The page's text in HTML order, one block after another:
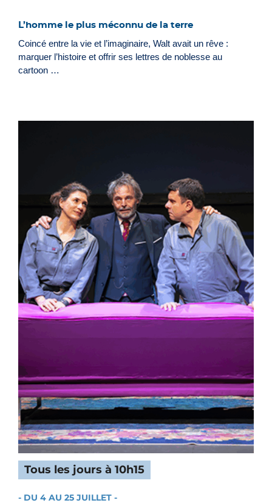
L’homme le plus méconnu de la terre
Coincé entre la vie et l’imaginaire, Walt avait un rêve :
marquer l’histoire et offrir ses lettres de noblesse au
cartoon …
Tous les jours à 10h15
- DU 4 AU 25 JUILLET -